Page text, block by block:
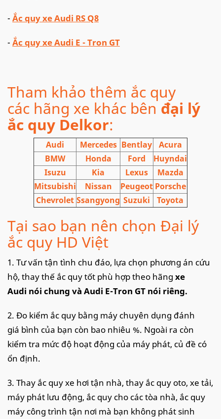
- Ắc quy xe Audi RS Q8
- Ắc quy xe Audi E - Tron GT
Tham khảo thêm ắc quy
các hãng xe khác bên đại lý
ắc quy Delkor:
Audi Mercedes Bentlay
Acura
BMW
Honda Ford
Huyndai
Isuzu
Kia Lexus
Mazda
Mitsubishi
Nissan Peugeot Porsche
Chevrolet Ssangyong Suzuki Toyota
Tại sao bạn nên chọn Đại lý
ắc quy HD Việt
1. Tư vấn tận tình chu đáo, lựa chọn phương án cứu
hộ, thay thế ắc quy tốt phù hợp theo hãng xe
Audi nói chung và Audi E-Tron GT nói riêng.
2. Đo kiểm ắc quy bằng máy chuyên dụng đánh
giá bình của bạn còn bao nhiêu %. Ngoài ra còn
kiểm tra mức độ hoạt động của máy phát, củ đề có
ổn định.
3. Thay ắc quy xe hơi tận nhà, thay ắc quy oto, xe tải,
máy phát lưu động, ắc quy cho các tòa nhà, ắc quy
máy công trình tận nơi mà bạn không phát sinh